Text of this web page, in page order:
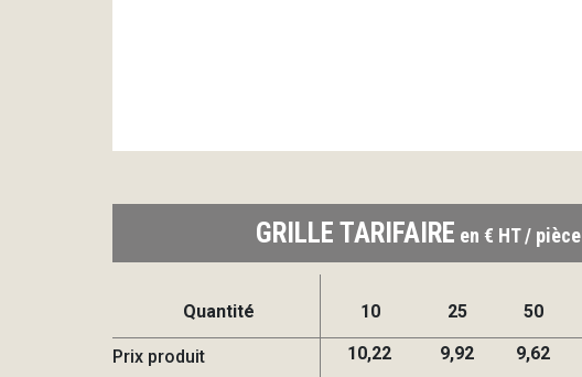
GRILLE TARIFAIRE en € HT / pièce
Quantité 10 25 50
Prix produit 10,22 9,92 9,62